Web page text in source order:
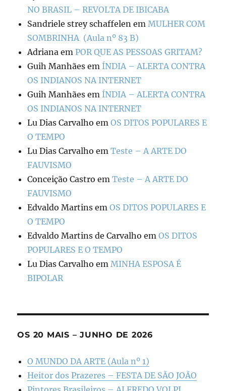
NO BRASIL – REVOLTA DE IBICABA
Sandriele strey schaffelen em MULHER COM
SOMBRINHA (Aula nº 83 B)
Adriana em POR QUE AS PESSOAS GRITAM?
Guih Manhães em ÍNDIA – ALERTA CONTRA
OS INDIANOS NA INTERNET
Guih Manhães em ÍNDIA – ALERTA CONTRA
OS INDIANOS NA INTERNET
Lu Dias Carvalho emOS DITOS POPULARES E
O TEMPO
Lu Dias Carvalho emTeste – A ARTE DO
FAUVISMO
Conceição Castro emTeste – A ARTE DO
FAUVISMO
Edvaldo Martins emOS DITOS POPULARES E
O TEMPO
Edvaldo Martins de Carvalho emOS DITOS
POPULARES E O TEMPO
Lu Dias Carvalho em MINHA ESPOSA É
BIPOLAR
OS 20 MAIS – JUNHO DE 2026
O MUNDO DA ARTE (Aula nº 1)
Heitor dos Prazeres – FESTA DE SÃO JOÃO